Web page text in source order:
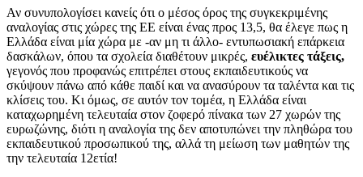
Αν συνυπολογίσει κανείς ότι ο μέσος όρος της συγκεκριμένης
αναλογίας στις χώρες της ΕΕ είναι ένας προς 13,5, θα έλεγε πως η
Ελλάδα είναι μία χώρα με -αν μη τι άλλο- εντυπωσιακή επάρκεια
δασκάλων, όπου τα σχολεία διαθέτουν μικρές, ευέλικτες τάξεις,
γεγονός που προφανώς επιτρέπει στους εκπαιδευτικούς να
σκύψουν πάνω από κάθε παιδί και να ανασύρουν τα ταλέντα και τις
κλίσεις του. Κι όμως, σε αυτόν τον τομέα, η Ελλάδα είναι
καταχωρημένη τελευταία στον ζοφερό πίνακα των 27 χωρών της
ευρωζώνης, διότι η αναλογία της δεν αποτυπώνει την πληθώρα του
εκπαιδευτικού προσωπικού της, αλλά τη μείωση των μαθητών της
την τελευταία 12ετία!